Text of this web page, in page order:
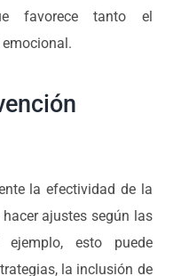
favorece tanto el
la efectividad de la
ajustes según las
esto puede
la inclusión de